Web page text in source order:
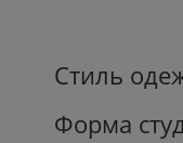
Стиль
Форма